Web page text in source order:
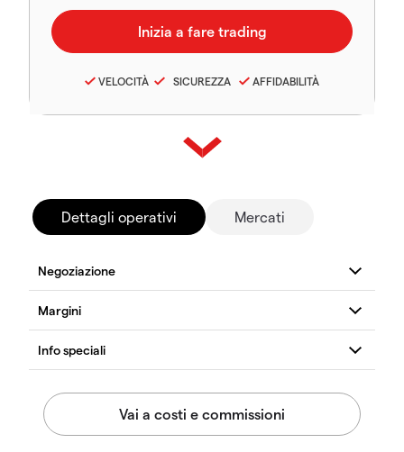
VELOCITÀ SICUREZZA AFFIDABILITÀ
Dettagli operativi Mercati